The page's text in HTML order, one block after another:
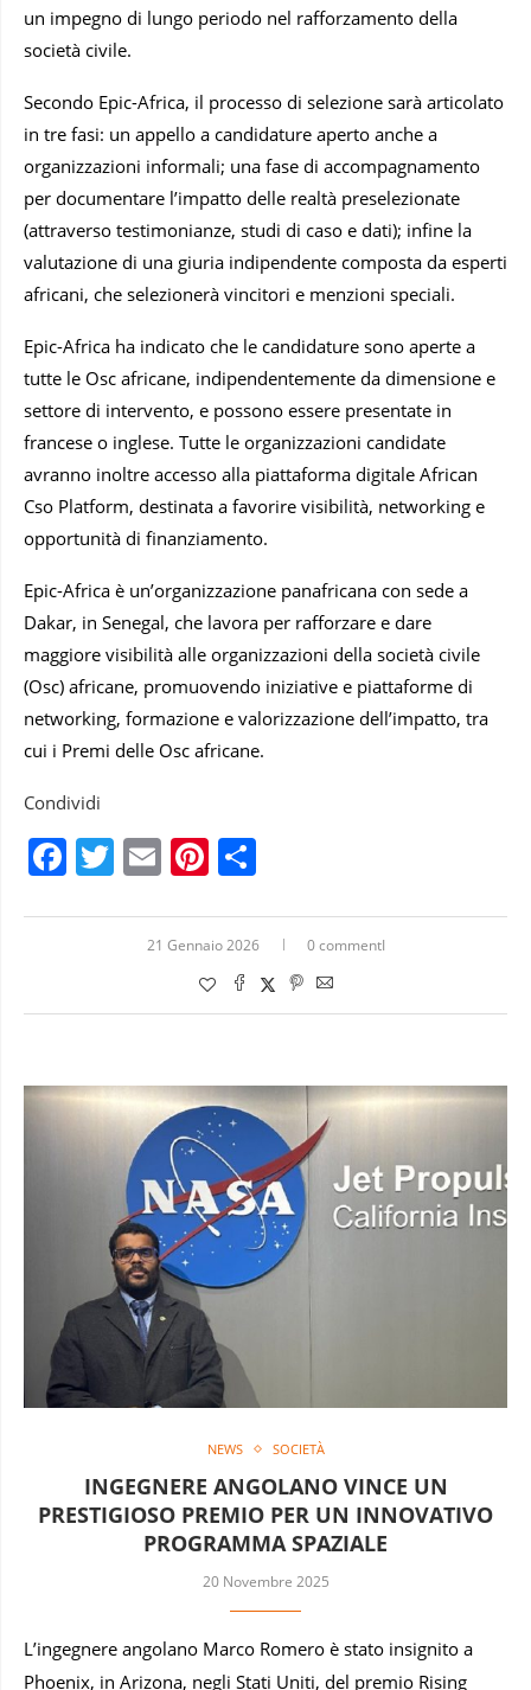
un impegno di lungo periodo nel rafforzamento della
società civile.
Secondo Epic-Africa, il processo di selezione sarà articolato
in tre fasi: un appello a candidature aperto anche a
organizzazioni informali; una fase di accompagnamento
per documentare l’impatto delle realtà preselezionate
(attraverso testimonianze, studi di caso e dati); infine la
valutazione di una giuria indipendente composta da esperti
africani, che selezionerà vincitori e menzioni speciali.
Epic-Africa ha indicato che le candidature sono aperte a
tutte le Osc africane, indipendentemente da dimensione e
settore di intervento, e possono essere presentate in
francese o inglese. Tutte le organizzazioni candidate
avranno inoltre accesso alla piattaforma digitale African
Cso Platform, destinata a favorire visibilità, networking e
opportunità di finanziamento.
Epic-Africa è un’organizzazione panafricana con sede a
Dakar, in Senegal, che lavora per rafforzare e dare
maggiore visibilità alle organizzazioni della società civile
(Osc) africane, promuovendo iniziative e piattaforme di
networking, formazione e valorizzazione dell’impatto, tra
cui i Premi delle Osc africane.
Condividi
Facebook
Twitter
EmailPinterest
21 Gennaio 2026 0 commentI
NEWS SOCIETÀ
INGEGNERE ANGOLANO VINCE UN
PRESTIGIOSO PREMIO PER UN INNOVATIVO
PROGRAMMA SPAZIALE
20 Novembre 2025
L’ingegnere angolano Marco Romero è stato insignito a
Phoenix, in Arizona, negli Stati Uniti, del premio Rising